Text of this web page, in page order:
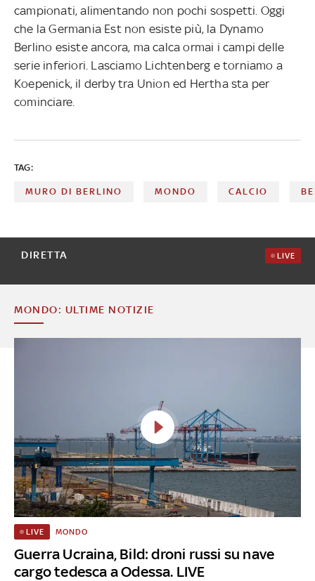
campionati, alimentando non pochi sospetti. Oggi
che la Germania Est non esiste più, la Dynamo
Berlino esiste ancora, ma calca ormai i campi delle
serie inferiori. Lasciamo Lichtenberg e torniamo a
Koepenick, il derby tra Union ed Hertha sta per
cominciare.
TAG:
MURO DI BERLINO MONDO CALCIO
DIRETTA LIVE
MONDO: ULTIME NOTIZIE
Guerra Ucraina, Bild: droni russi su nave
cargo tedesca a Odessa. LIVE
LIVE MONDO